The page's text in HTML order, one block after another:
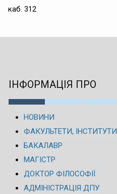
каб. 312
ІНФОРМАЦІЯ ПРО
НОВИНИ
ФАКУЛЬТЕТИ, ІНСТИТУТИ
БАКАЛАВР
МАГІСТР
ДОКТОР ФІЛОСОФІЇ
АДМІНІСТРАЦІЯ ДПУ